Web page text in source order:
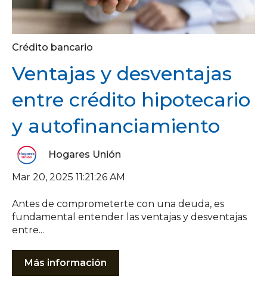
Crédito bancario
Ventajas y desventajas
entre crédito hipotecario
y autofinanciamiento
Hogares Unión
Mar 20, 2025 11:21:26 AM
Antes de comprometerte con una deuda, es
fundamental entender las ventajas y desventajas
entre...
Más información